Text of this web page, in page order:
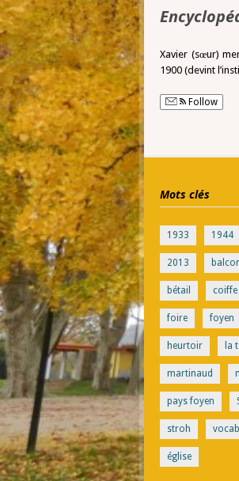
Xavier (sœur)
1900 (devint
Follow
Mots clés
1933 1944
2013
bétail coiffe
foire foyen
heurtoir la
martinaud
pays foyen
stroh
église